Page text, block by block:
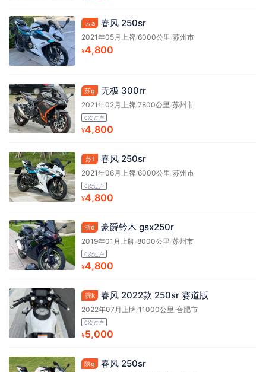
云a 春风 250sr
2021年05月上牌/6000公里 /苏州市
¥4,800
苏g 无极 300rr
2021年02月上牌/7800公里 /苏州市
0次过户
¥4,800
苏f 春风 250sr
2021年06月上牌/6000公里 /苏州市
0次过户
¥4,800
浙d 豪爵铃木 gsx250r
2019年01月上牌/8000公里 /苏州市
0次过户
¥4,800
皖k 春风 2022款 250sr 赛道版
2022年07月上牌/11000公里 /合肥市
0次过户
¥5,000
陕g 春风 250sr